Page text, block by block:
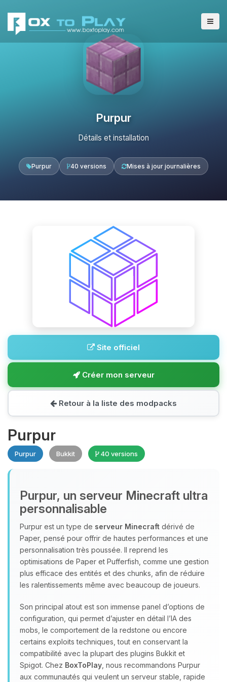
Purpur
Détails et installation
Purpur 40 versions Mises à jour journalières
Site officiel
Créer mon serveur
Retour à la liste des modpacks
Purpur
Purpur Bukkit 40 versions
Purpur, un serveur Minecraft ultra
personnalisable
Purpur est un type de serveur Minecraft dérivé de
Paper, pensé pour offrir de hautes performances et une
personnalisation très poussée. Il reprend les
optimisations de Paper et Pufferfish, comme une gestion
plus efficace des entités et des chunks, afin de réduire
les ralentissements même avec beaucoup de joueurs.
Son principal atout est son immense panel d’options de
configuration, qui permet d’ajuster en détail l’IA des
mobs, le comportement de la redstone ou encore
certains exploits techniques, tout en conservant la
compatibilité avec la plupart des plugins Bukkit et
Spigot. Chez BoxToPlay , nous recommandons Purpur
aux communautés qui veulent un serveur stable, rapide
Youpi, enfin quelqu’un pour me
parler ! Moi c’est Choupy, ton petit
assistant BoxToPlay. Dis-moi ce dont
tu as besoin et je vais remuer mes
petits circuits pour t’aider.
07/08/2026 à 20:06